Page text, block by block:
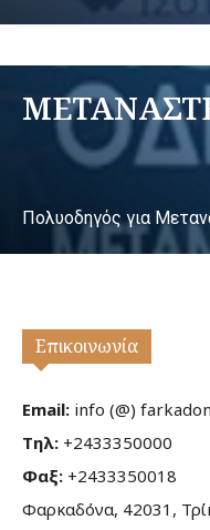
Πολυοδηγός για
Επικοινωνία
Email: info (@)
Τηλ: +2433350000
Φαξ: +2433350018
Φαρκαδόνα, 42031,